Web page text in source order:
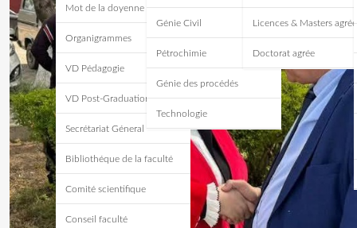
Mot de la doyenne
Organigrammes
VD Pédagogie
VD Post-Graduation
Secrétariat Géneral
Bibliothéque de la faculté
Comité scientifique
Conseil faculté
Génie Civil
Pétrochimie
Génie des procédés
Technologie
Licences & Masters
Doctorat agrée